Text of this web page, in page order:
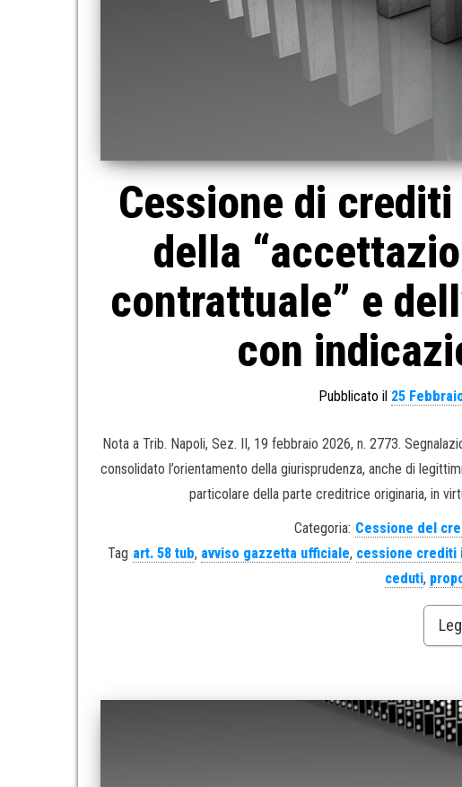
Cessione di
della
contrattuale” e
con
Pubblicato il 25
Nota a Trib. Napoli, Sez. II, 19 febbraio 2026, n. 2773.
consolidato l’orientamento della giurisprudenza, anche di
particolare della parte creditrice originaria, in
Categoria: Cessione del
Tag art. 58 tub, avviso gazzetta ufficiale, cessione crediti
ceduti,